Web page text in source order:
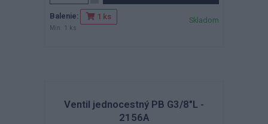
Balenie: 1 ks
Min. 1 ks
Skladom
Ventil jednocestný PB G3/8"L -
2156A